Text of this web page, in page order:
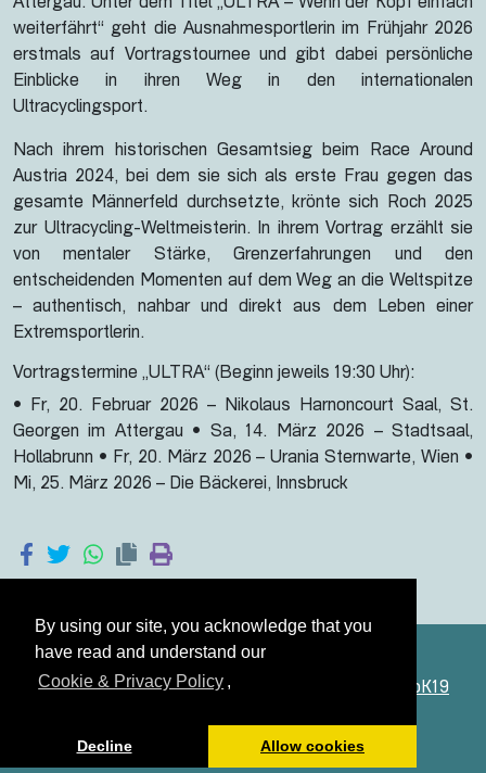
By using our site, you acknowledge that you
have read and understand our
Cookie & Privacy Policy ,
Decline Allow cookies
Attergau. Unter dem Titel „ULTRA – Wenn der Kopf einfach
weiterfährt“ geht die Ausnahmesportlerin im Frühjahr 2026
erstmals auf Vortragstournee und gibt dabei persönliche
Einblicke in ihren Weg in den internationalen
Ultracyclingsport.
Nach ihrem historischen Gesamtsieg beim Race Around
Austria 2024, bei dem sie sich als erste Frau gegen das
gesamte Männerfeld durchsetzte, krönte sich Roch 2025
zur Ultracycling-Weltmeisterin. In ihrem Vortrag erzählt sie
von mentaler Stärke, Grenzerfahrungen und den
entscheidenden Momenten auf dem Weg an die Weltspitze
– authentisch, nahbar und direkt aus dem Leben einer
Extremsportlerin.
Vortragstermine „ULTRA“ (Beginn jeweils 19:30 Uhr):
• Fr, 20. Februar 2026 – Nikolaus Harnoncourt Saal, St.
Georgen im Attergau • Sa, 14. März 2026 – Stadtsaal,
Hollabrunn • Fr, 20. März 2026 – Urania Sternwarte, Wien •
Mi, 25. März 2026 – Die Bäckerei, Innsbruck
Österreich dreht am Rad ist eine Marke der
StudioK19